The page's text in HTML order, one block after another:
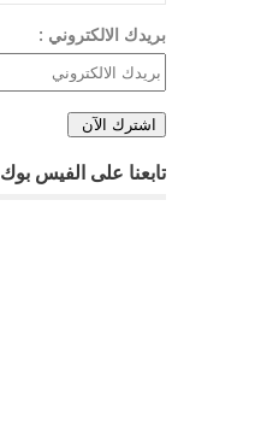
بريدك الالكتروني :
تابعنا على الفيس بوك